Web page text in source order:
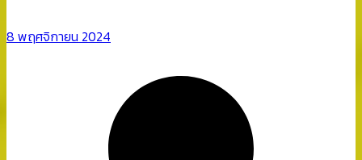
8 พฤศจิกายน 2024